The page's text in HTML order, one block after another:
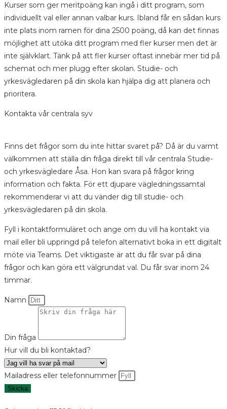
Kurser som ger meritpoäng kan ingå i ditt program, som
individuellt val eller annan valbar kurs. Ibland får en sådan kurs
inte plats inom ramen för dina 2500 poäng, då kan det finnas
möjlighet att utöka ditt program med fler kurser men det är
inte självklart. Tänk på att fler kurser oftast innebär mer tid på
schemat och mer plugg efter skolan. Studie- och
yrkesvägledaren på din skola kan hjälpa dig att planera och
prioritera.
Kontakta vår centrala syv
Finns det frågor som du inte hittar svaret på? Då är du varmt
välkommen att ställa din fråga direkt till vår centrala Studie-
och yrkesvägledare Åsa. Hon kan svara på frågor kring
information och fakta. För ett djupare vägledningssamtal
rekommenderar vi att du vänder dig till studie- och
yrkesvägledaren på din skola.
Fyll i kontaktformuläret och ange om du vill ha kontakt via
mail eller bli uppringd på telefon alternativt boka in ett digitalt
möte via Teams. Det viktigaste är att du får svar på dina
frågor och kan göra ett välgrundat val. Du får svar inom 24
timmar.
Namn
Din fråga
Hur vill du bli kontaktad?
Mailadress eller telefonnummer
Skicka